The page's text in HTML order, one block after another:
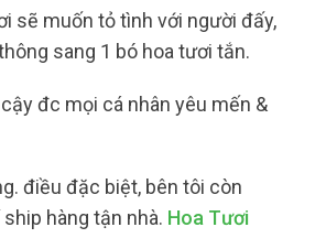
sẽ muốn tỏ tình với người đấy,
sang 1 bó hoa tươi tắn.
đc mọi cá nhân yêu mến &
điều đặc biệt, bên tôi còn
hàng tận nhà. Hoa Tươi